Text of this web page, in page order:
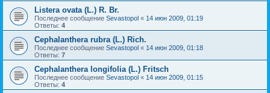
Listera ovata (L.) R. Br.
Последнее сообщение Sevastopol « 14 июн 2009, 01:19
Ответы: 4
Cephalanthera rubra (L.) Rich.
Последнее сообщение Sevastopol « 14 июн 2009, 01:18
Ответы: 7
Cephalanthera longifolia (L.) Fritsch
Последнее сообщение Sevastopol « 14 июн 2009, 01:15
Ответы: 4